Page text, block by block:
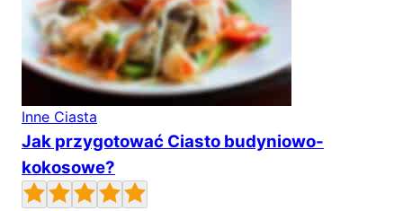
Inne Ciasta
Jak przygotować Ciasto budyniowo-
kokosowe?